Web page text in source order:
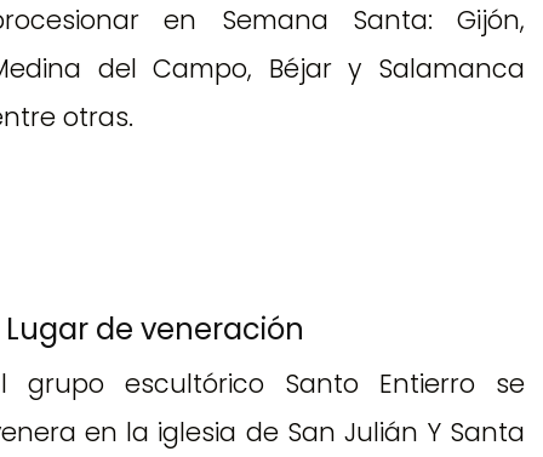
en Semana Santa: Gijón,
del Campo, Béjar y Salamanca
otras.
Lugar de veneración
grupo escultórico Santo Entierro se
en la iglesia de San Julián Y Santa